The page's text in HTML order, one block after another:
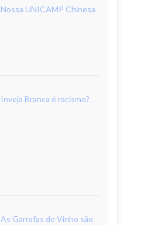
Nossa UNICAMP Chinesa
Inveja Branca é racismo?
As Garrafas de Vinho são